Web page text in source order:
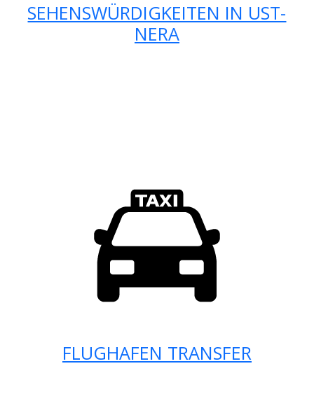
SEHENSWÜRDIGKEITEN IN UST-
NERA
FLUGHAFEN TRANSFER